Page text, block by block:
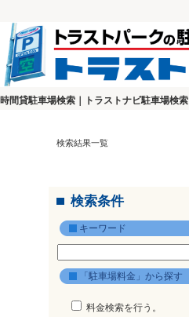
時間貸駐車場検索｜トラストナビ駐車場検索
検索結果一覧
検索条件
キーワード
「駐車場料金」から探す
料金検索を行う。